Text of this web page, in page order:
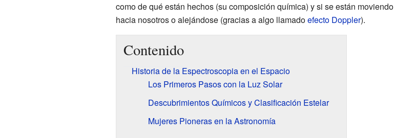
como de qué están hechos (su composición química) y si se están moviendo
hacia nosotros o alejándose (gracias a algo llamadoefecto Doppler).
Contenido
Historia de la Espectroscopia en el Espacio
Los Primeros Pasos con la Luz Solar
Descubrimientos Químicos y Clasificación Estelar
Mujeres Pioneras en la Astronomía